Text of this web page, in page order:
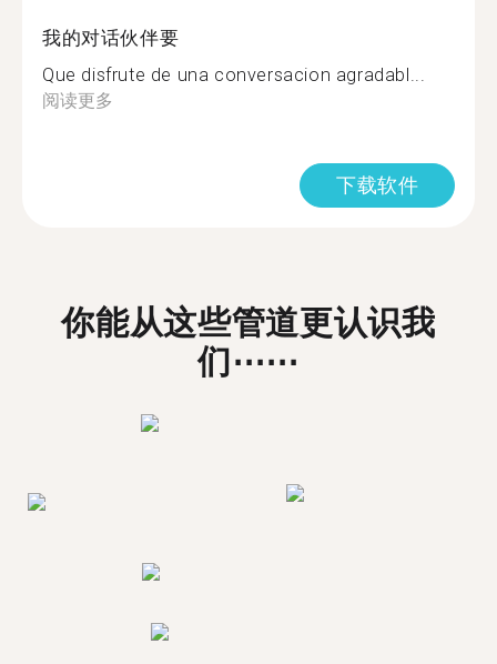
我的对话伙伴要
Que disfrute de una conversacion agradabl...
阅读更多
下载软件
你能从这些管道更认识我
们⋯⋯